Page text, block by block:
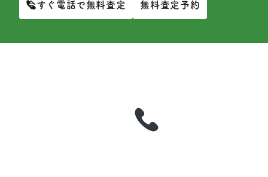
今すぐ電話で無料査定 無料査定予約